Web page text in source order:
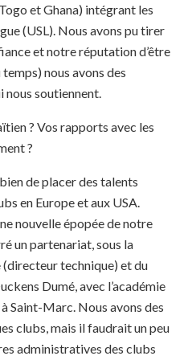
et Ghana) intégrant les
(USL). Nous avons pu tirer
et notre réputation d’être
nous avons des
soutiennent.
? Vos rapports avec les
?
de placer des talents
en Europe et aux USA.
nouvelle épopée de notre
un partenariat, sous la
technique) et du
Dumé, avec l’académie
Saint-Marc. Nous avons des
clubs, mais il faudrait un peu
administratives des clubs